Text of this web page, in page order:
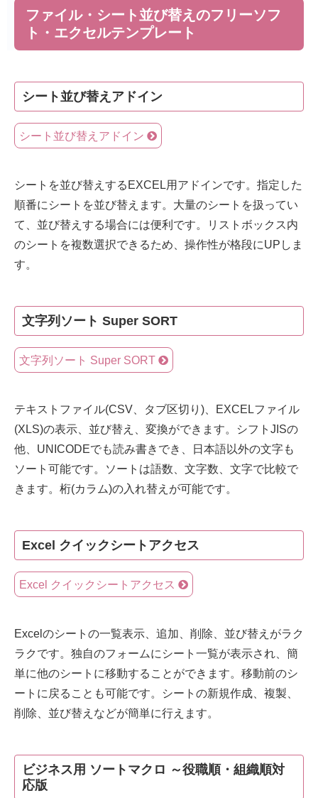
ファイル・シート並び替えのフリーソフ
ト・エクセルテンプレート
シート並び替えアドイン
シート並び替えアドイン
シートを並び替えするEXCEL用アドインです。指定した
順番にシートを並び替えます。大量のシートを扱ってい
て、並び替えする場合には便利です。リストボックス内
のシートを複数選択できるため、操作性が格段にUPしま
す。
文字列ソート Super SORT
文字列ソート Super SORT
テキストファイル(CSV、タブ区切り)、EXCELファイル
(XLS)の表示、並び替え、変換ができます。シフトJISの
他、UNICODEでも読み書きでき、日本語以外の文字も
ソート可能です。ソートは語数、文字数、文字で比較で
きます。桁(カラム)の入れ替えが可能です。
Excel クイックシートアクセス
Excel クイックシートアクセス
Excelのシートの一覧表示、追加、削除、並び替えがラク
ラクです。独自のフォームにシート一覧が表示され、簡
単に他のシートに移動することができます。移動前のシ
ートに戻ることも可能です。シートの新規作成、複製、
削除、並び替えなどが簡単に行えます。
ビジネス用 ソートマクロ ～役職順・組織順対
応版